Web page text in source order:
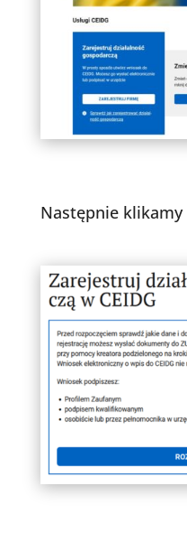
Następnie klikamy